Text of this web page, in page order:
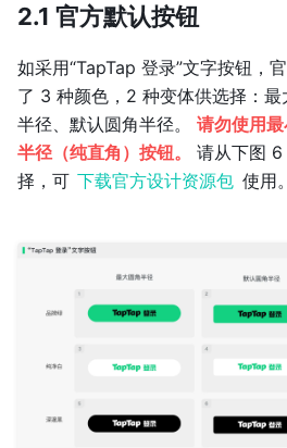
2.1 官方默认按钮
如采用“TapTap 登录”文字按钮，
了 3 种颜色，2 种变体供选择：最
半径、默认圆角半径。
请勿使用最
半径（纯直角）按钮。
请从下图 6
择，可 下载官方设计资源包 使用。